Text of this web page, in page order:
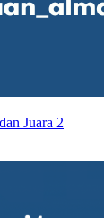
Juara 2